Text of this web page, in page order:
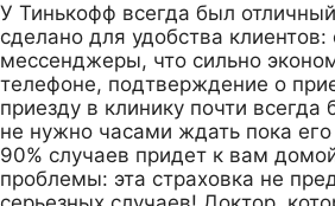
У Тинькофф всегда был
сделано для удобства клиентов:
мессенджеры, что сильно
телефоне, подтверждение о
приезду в клинику почти всегда
не нужно часами ждать пока
90% случаев придет к вам
проблемы: эта страховка не